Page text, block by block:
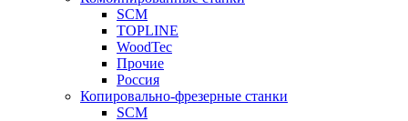
SCM
TOPLINE
WoodTec
Прочие
Россия
Копировально-фрезерные станки
SCM